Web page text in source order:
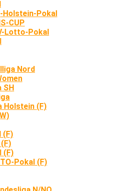
Holstein-Pokal
CUP
Lotto-Pokal
Nord
SH
Holstein (F)
(F)
(F)
Pokal (F)